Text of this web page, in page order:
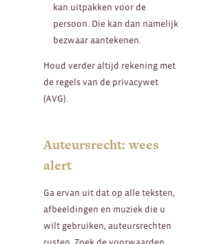
kan uitpakken voor de
persoon. Die kan dan namelijk
bezwaar aantekenen.
Houd verder altijd rekening met
de regels van de privacywet
(AVG).
Auteursrecht: wees
alert
Ga ervan uit dat op alle teksten,
afbeeldingen en muziek die u
wilt gebruiken, auteursrechten